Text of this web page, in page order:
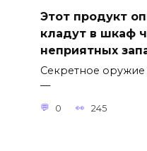
Этот продукт
кладут в шкаф
неприятных
Секретное оружие
—
0 245